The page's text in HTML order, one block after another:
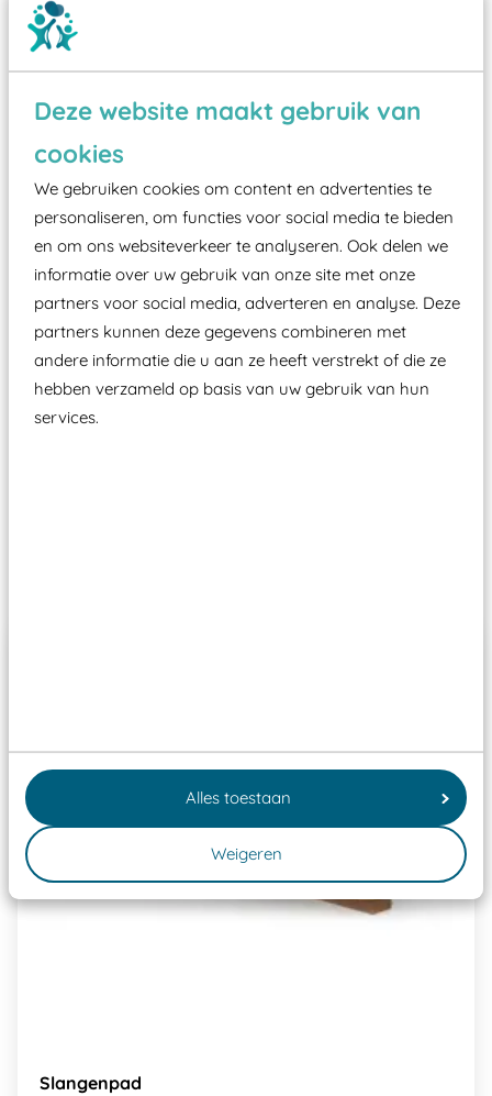
Deze website maakt gebruik van
cookies
We gebruiken cookies om content en advertenties te
personaliseren, om functies voor social media te bieden
en om ons websiteverkeer te analyseren. Ook delen we
informatie over uw gebruik van onze site met onze
partners voor social media, adverteren en analyse. Deze
partners kunnen deze gegevens combineren met
andere informatie die u aan ze heeft verstrekt of die ze
hebben verzameld op basis van uw gebruik van hun
services.
Alles toestaan
Weigeren
Wist je dat:
Vanaf een valhoogte van 1,5 meter een speciale
valondergrond onder speeltoestellen verplicht is
zoals kunstgras, rubber tegels of boomschors?
Elk speeltoestel in de openbare ruimte voorzien
moet zijn van een typekeuring, -plaatje en
certificering, uitgegeven door een Nederlands
aangewezen keuringsinstantie?
Wij ook speeltoestellen kunnen laten keuren zodat
Slangenpad